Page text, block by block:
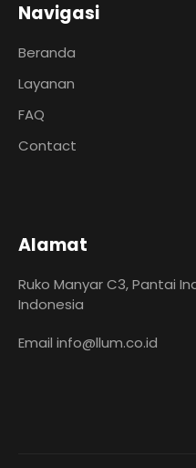
Navigasi
Beranda
Layanan
FAQ
Contact
Alamat
Ruko Manyar C3, Pantai
Indonesia
Email info@llum.co.id